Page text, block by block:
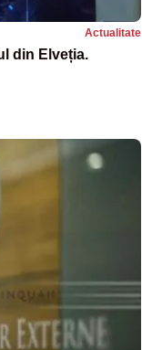
Actualitate
din Elveția.